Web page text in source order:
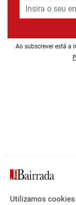
Utilizamos cookies
Ao subscrever está a